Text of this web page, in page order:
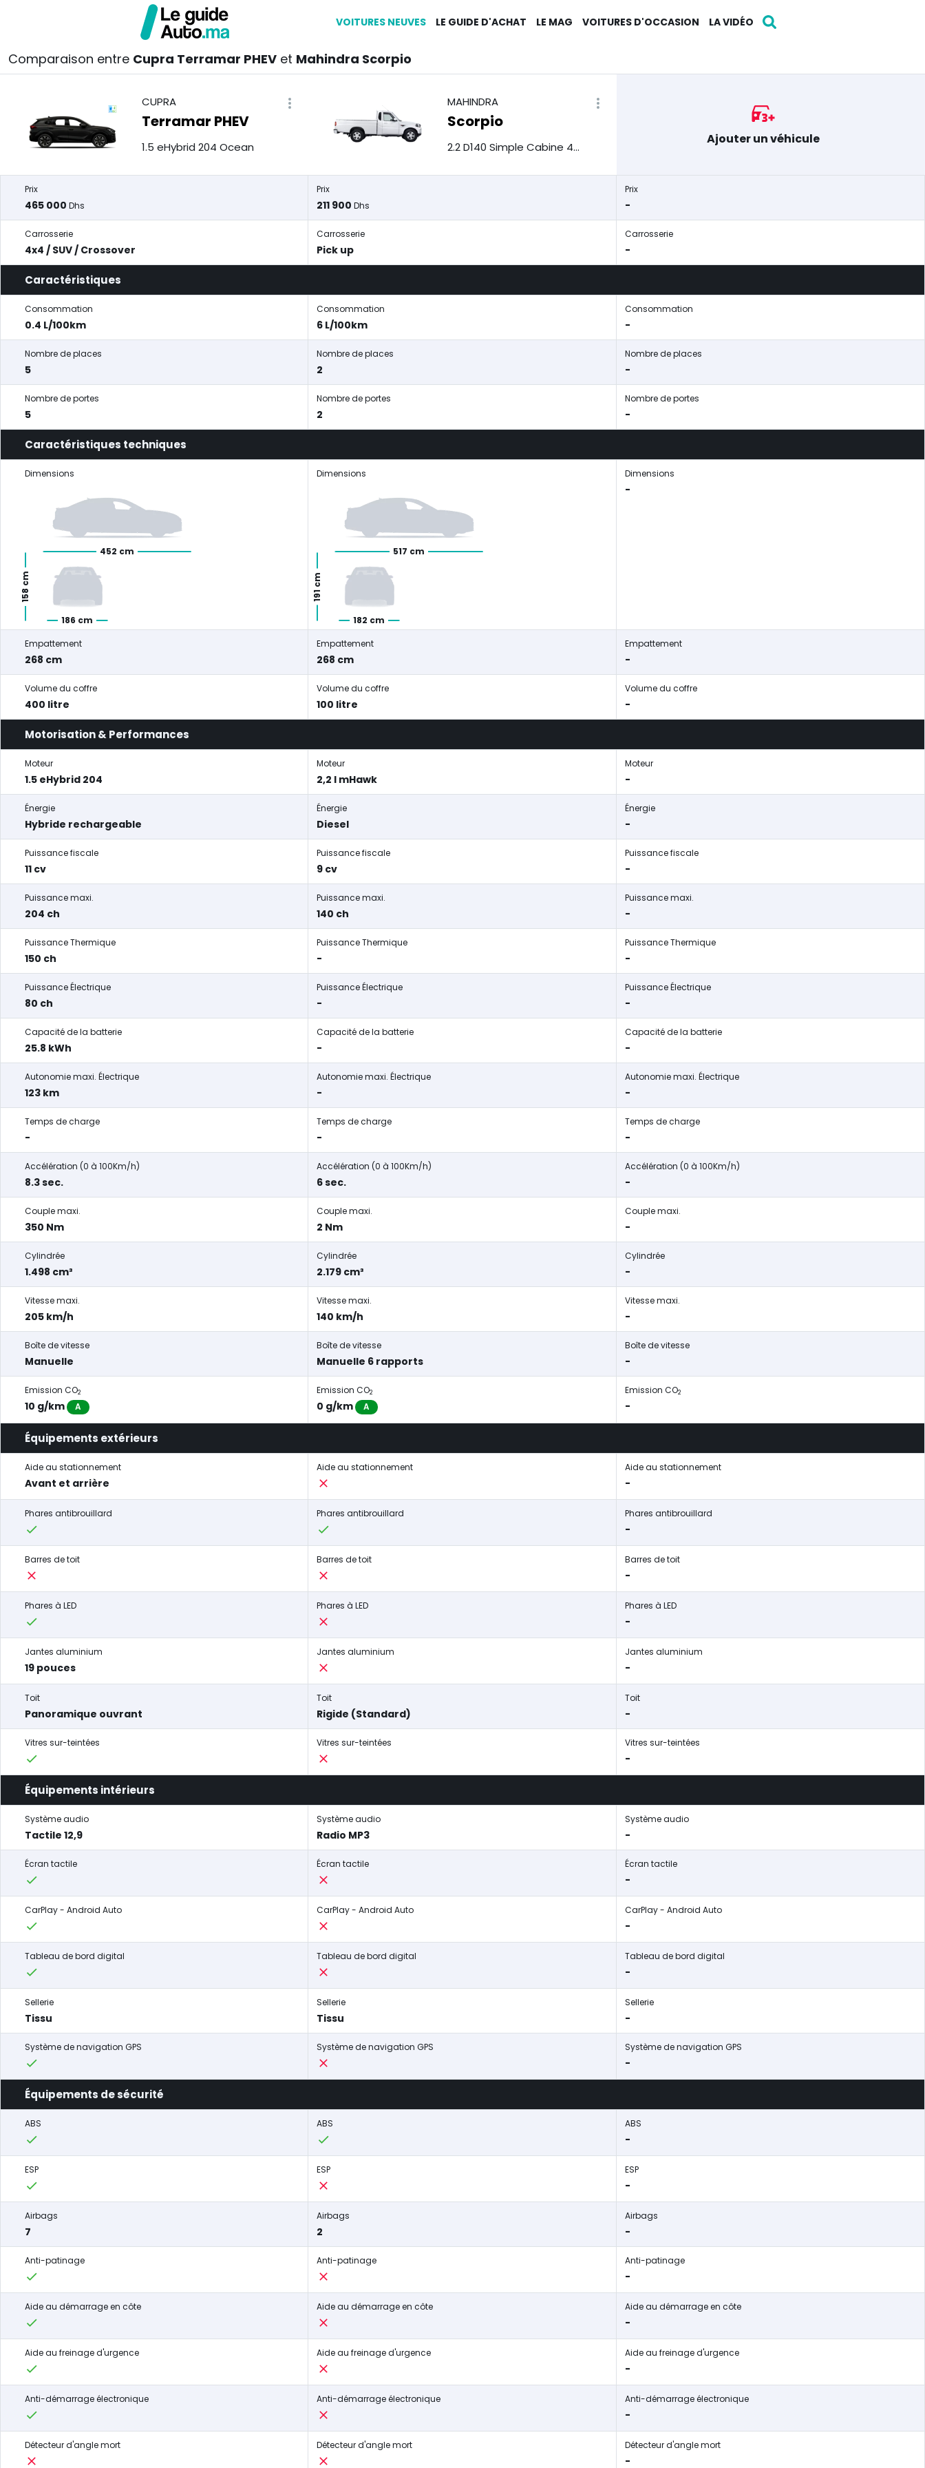
VOITURES NEUVES LE GUIDE D'ACHAT LE MAG VOITURES D'OCCASION LA VIDÉO
Comparaison entre Cupra Terramar PHEV et Mahindra Scorpio
CUPRA
Terramar PHEV
1.5 eHybrid 204 Ocean
MAHINDRA
Scorpio
2.2 D140 Simple Cabine 4x2
Ajouter un véhicule
Prix
465 000 Dhs
Prix
211 900 Dhs
Prix
-
Carrosserie
4x4 / SUV / Crossover
Carrosserie
Pick up
Carrosserie
-
Caractéristiques
Consommation
0.4 L/100km
Consommation
6 L/100km
Consommation
-
Nombre de places
5
Nombre de places
2
Nombre de places
-
Nombre de portes
5
Nombre de portes
2
Nombre de portes
-
Caractéristiques techniques
Dimensions
452 cm
186 cm
158 cm
Dimensions
517 cm
182 cm
191 cm
Dimensions
-
Empattement
268 cm
Empattement
268 cm
Empattement
-
Volume du coffre
400 litre
Volume du coffre
100 litre
Volume du coffre
-
Motorisation & Performances
Moteur
1.5 eHybrid 204
Moteur
2,2 l mHawk
Moteur
-
Énergie
Hybride rechargeable
Énergie
Diesel
Énergie
-
Puissance fiscale
11 cv
Puissance fiscale
9 cv
Puissance fiscale
-
Puissance maxi.
204 ch
Puissance maxi.
140 ch
Puissance maxi.
-
Puissance Thermique
150 ch
Puissance Thermique
-
Puissance Thermique
-
Puissance Électrique
80 ch
Puissance Électrique
-
Puissance Électrique
-
Capacité de la batterie
25.8 kWh
Capacité de la batterie
-
Capacité de la batterie
-
Autonomie maxi. Électrique
123 km
Autonomie maxi. Électrique
-
Autonomie maxi. Électrique
-
Temps de charge
-
Temps de charge
-
Temps de charge
-
Accélération (0 à 100Km/h)
8.3 sec.
Accélération (0 à 100Km/h)
6 sec.
Accélération (0 à 100Km/h)
-
Couple maxi.
350 Nm
Couple maxi.
2 Nm
Couple maxi.
-
Cylindrée
1.498 cm³
Cylindrée
2.179 cm³
Cylindrée
-
Vitesse maxi.
205 km/h
Vitesse maxi.
140 km/h
Vitesse maxi.
-
Boîte de vitesse
Manuelle
Boîte de vitesse
Manuelle 6 rapports
Boîte de vitesse
-
Emission CO2
10 g/km A
Emission CO2
0 g/km A
Emission CO2
-
Équipements extérieurs
Aide au stationnement
Avant et arrière
Aide au stationnement Aide au stationnement
-
Phares antibrouillard Phares antibrouillard Phares antibrouillard
-
Barres de toit Barres de toit Barres de toit
-
Phares à LED Phares à LED Phares à LED
-
Jantes aluminium
19 pouces
Jantes aluminium Jantes aluminium
-
Toit
Panoramique ouvrant
Toit
Rigide (Standard)
Toit
-
Vitres sur-teintées Vitres sur-teintées Vitres sur-teintées
-
Équipements intérieurs
Système audio
Tactile 12,9
Système audio
Radio MP3
Système audio
-
Écran tactile Écran tactile Écran tactile
-
CarPlay - Android Auto CarPlay - Android Auto CarPlay - Android Auto
-
Tableau de bord digital Tableau de bord digital Tableau de bord digital
-
Sellerie
Tissu
Sellerie
Tissu
Sellerie
-
Système de navigation GPS Système de navigation GPS Système de navigation GPS
-
Équipements de sécurité
ABS ABS ABS
-
ESP ESP ESP
-
Airbags
7
Airbags
2
Airbags
-
Anti-patinage Anti-patinage Anti-patinage
-
Aide au démarrage en côte Aide au démarrage en côte Aide au démarrage en côte
-
Aide au freinage d'urgence Aide au freinage d'urgence Aide au freinage d'urgence
-
Anti-démarrage électronique Anti-démarrage électronique Anti-démarrage électronique
-
Détecteur d'angle mort Détecteur d'angle mort Détecteur d'angle mort
-